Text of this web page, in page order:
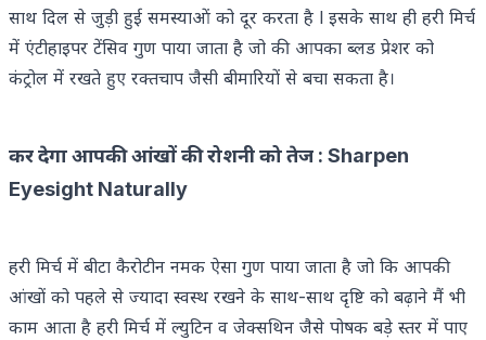
साथ दिल से जुड़ी हुई समस्याओं को दूर करता है l इसके साथ ही हरी मिर्च
में एंटीहाइपर टेंसिव गुण पाया जाता है जो की आपका ब्लड प्रेशर को
कंट्रोल में रखते हुए रक्तचाप जैसी बीमारियों से बचा सकता है।
कर देगा आपकी आंखों की रोशनी को तेज : Sharpen
Eyesight Naturally
हरी मिर्च में बीटा कैरोटीन नमक ऐसा गुण पाया जाता है जो कि आपकी
आंखों को पहले से ज्यादा स्वस्थ रखने के साथ-साथ दृष्टि को बढ़ाने मैं भी
काम आता है हरी मिर्च में ल्युटिन व जेक्सथिन जैसे पोषक बड़े स्तर में पाए